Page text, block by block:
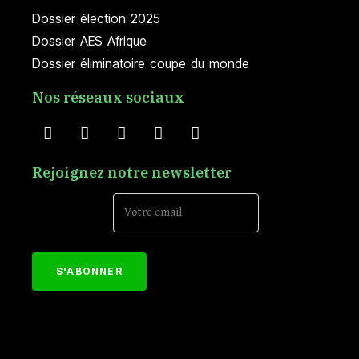
Dossier élection 2025
Dossier AES Afrique
Dossier éliminatoire coupe du monde
Nos réseaux sociaux
Rejoignez notre newsletter